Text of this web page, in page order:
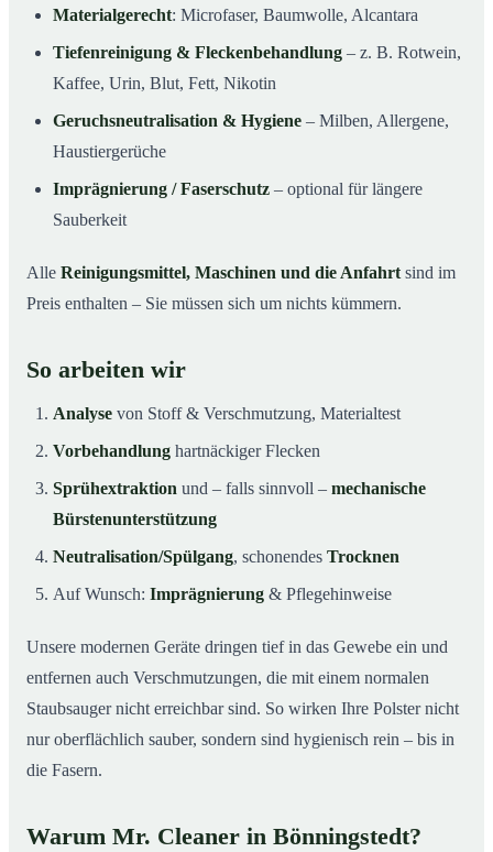
Materialgerecht: Microfaser, Baumwolle, Alcantara
Tiefenreinigung & Fleckenbehandlung – z. B. Rotwein,
Kaffee, Urin, Blut, Fett, Nikotin
Geruchsneutralisation & Hygiene – Milben, Allergene,
Haustiergerüche
Imprägnierung / Faserschutz – optional für längere
Sauberkeit
Alle Reinigungsmittel, Maschinen und die Anfahrt sind im
Preis enthalten – Sie müssen sich um nichts kümmern.
So arbeiten wir
Analyse von Stoff & Verschmutzung, Materialtest
Vorbehandlung hartnäckiger Flecken
Sprühextraktion und – falls sinnvoll – mechanische
Bürstenunterstützung
Neutralisation/Spülgang, schonendes Trocknen
Auf Wunsch: Imprägnierung & Pflegehinweise
Unsere modernen Geräte dringen tief in das Gewebe ein und
entfernen auch Verschmutzungen, die mit einem normalen
Staubsauger nicht erreichbar sind. So wirken Ihre Polster nicht
nur oberflächlich sauber, sondern sind hygienisch rein – bis in
die Fasern.
Warum Mr. Cleaner in Bönningstedt?